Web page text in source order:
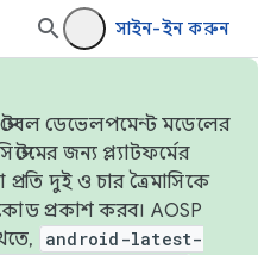
সাইন-ইন করুন
ডেভেলপমেন্ট মডেলের
জন্য প্ল্যাটফর্মের
দুই ও চার ত্রৈমাসিকে
প্রকাশ করব। AOSP
android-latest-